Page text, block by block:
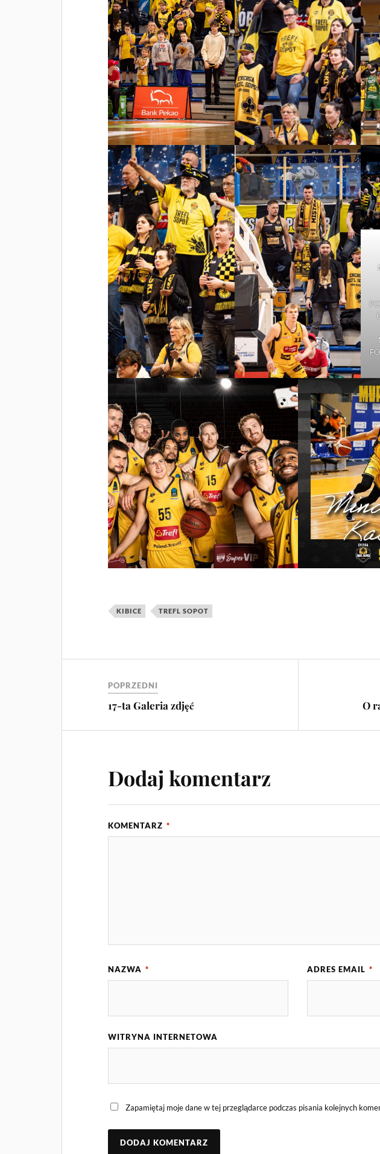
KIBICE TREFL SOPOT
POPRZEDNI
17-ta Galeria zdjęć O
Dodaj komentarz
KOMENTARZ *
NAZWA * ADRES EMAIL *
WITRYNA INTERNETOWA
Zapamiętaj moje dane w tej przeglądarce podczas pisania kolejnych